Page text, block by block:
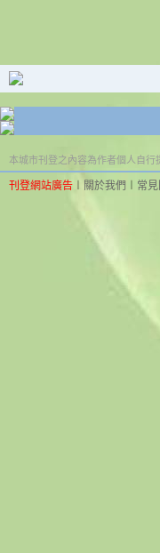
本城市刊登之內容為作者個人自行
刊登網站廣告 關於我們 常